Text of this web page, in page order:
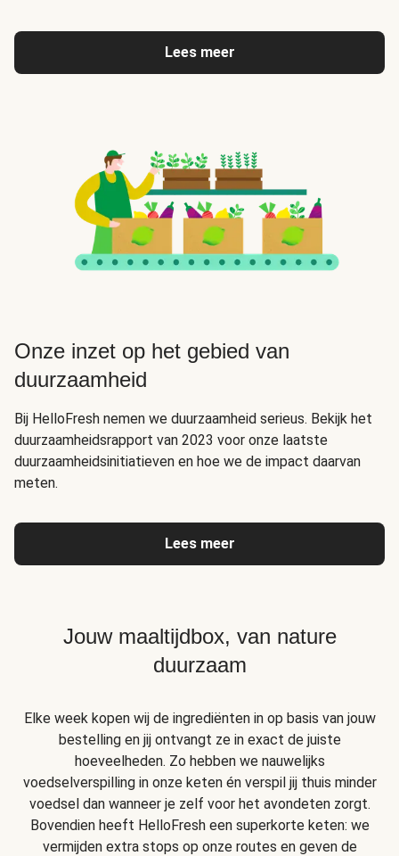
Lees meer
Onze inzet op het gebied van
duurzaamheid
Bij HelloFresh nemen we duurzaamheid serieus. Bekijk het
duurzaamheidsrapport van 2023 voor onze laatste
duurzaamheidsinitiatieven en hoe we de impact daarvan
meten.
Lees meer
Jouw maaltijdbox, van nature
duurzaam
Elke week kopen wij de ingrediënten in op basis van jouw
bestelling en jij ontvangt ze in exact de juiste
hoeveelheden. Zo hebben we nauwelijks
voedselverspilling in onze keten én verspil jij thuis minder
voedsel dan wanneer je zelf voor het avondeten zorgt.
Bovendien heeft HelloFresh een superkorte keten: we
vermijden extra stops op onze routes en geven de